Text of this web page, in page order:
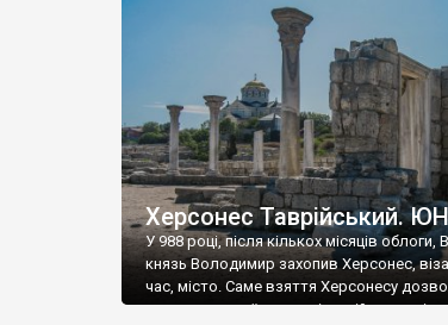
візантійської доби. Раритети викрадені з
культурної спадщини ЮНЕСКО
Офіційно – на виставку «Золото
влада в Україні вважають це лише […]
Херсонес Таврійський.
У 988 році, після кількох місяців облоги,
князь Володимир захопив Херсонес,
час, місто. Саме взяття Херсонесу
диктувати свої умови візантійському